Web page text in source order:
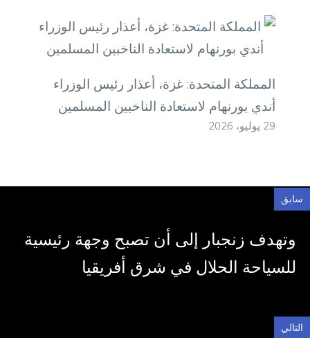
المملكة المتحدة: غزة، أعذار رئيس الوزراء
أندي بورنهام لاستعادة الناخبين المسلمين
29 يوليو، 2026
سابق
وتهدف زنجبار إلى أن تصبح وجهة رئيسية
للسياحة الحلال في شرق أفريقيا
التالي